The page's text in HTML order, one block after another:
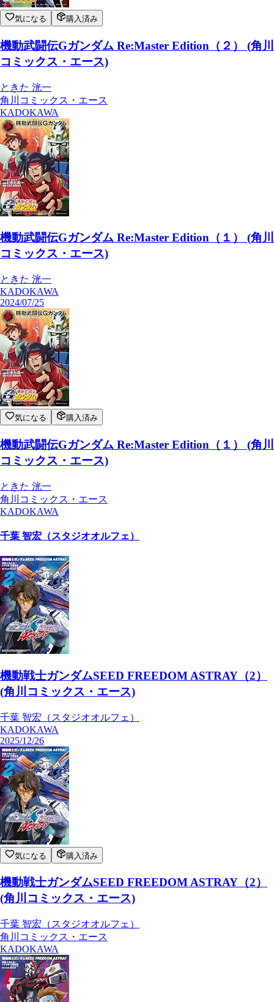
気になる 購入済み
機動武闘伝Gガンダム Re:Master Edition（２） (角川
コミックス・エース)
ときた 洸一
角川コミックス・エース
KADOKAWA
機動武闘伝Gガンダム Re:Master Edition（１） (角川
コミックス・エース)
ときた 洸一
KADOKAWA
2024/07/25
気になる 購入済み
機動武闘伝Gガンダム Re:Master Edition（１） (角川
コミックス・エース)
ときた 洸一
角川コミックス・エース
KADOKAWA
千葉 智宏（スタジオオルフェ）
機動戦士ガンダムSEED FREEDOM ASTRAY（2）
(角川コミックス・エース)
千葉 智宏（スタジオオルフェ）
KADOKAWA
2025/12/26
気になる 購入済み
機動戦士ガンダムSEED FREEDOM ASTRAY（2）
(角川コミックス・エース)
千葉 智宏（スタジオオルフェ）
角川コミックス・エース
KADOKAWA